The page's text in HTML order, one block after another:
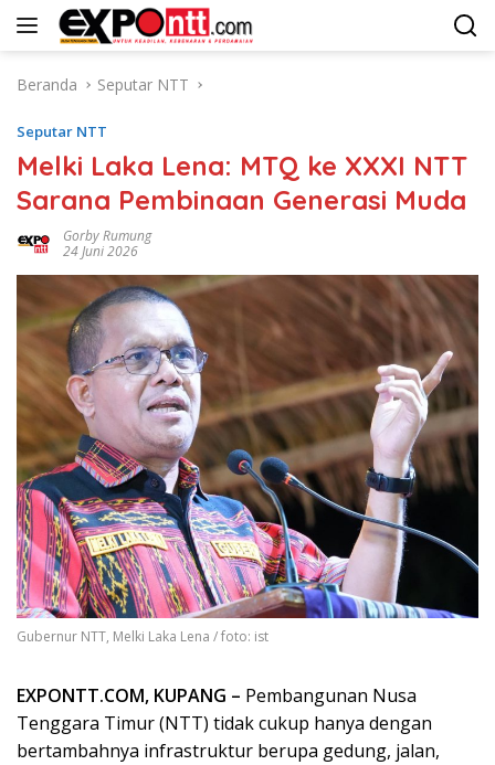
Langsung
Beranda
Seputar NTT
Seputar NTT
Melki Laka Lena: MTQ ke XXXI NTT
Sarana Pembinaan Generasi Muda
Gorby Rumung
24 Juni 2026
Gubernur NTT, Melki Laka Lena / foto: ist
EXPONTT.COM, KUPANG – Pembangunan Nusa
Tenggara Timur (NTT) tidak cukup hanya dengan
bertambahnya infrastruktur berupa gedung, jalan,